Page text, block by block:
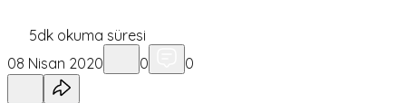
5dk okuma süresi
08 Nisan 2020
0 0